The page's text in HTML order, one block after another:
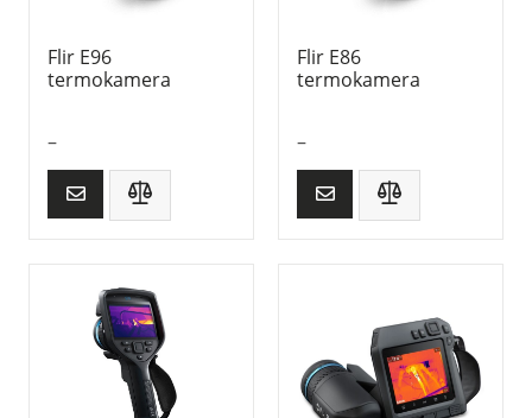
Flir E96
termokamera
–
Flir E86
termokamera
–